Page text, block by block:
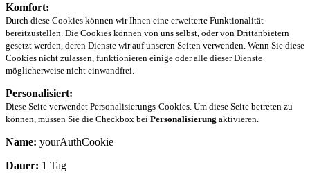
Komfort:
Durch diese Cookies können wir Ihnen eine erweiterte Funktionalität
bereitzustellen. Die Cookies können von uns selbst, oder von Drittanbietern
gesetzt werden, deren Dienste wir auf unseren Seiten verwenden. Wenn Sie diese
Cookies nicht zulassen, funktionieren einige oder alle dieser Dienste
möglicherweise nicht einwandfrei.
Personalisiert:
Diese Seite verwendet Personalisierungs-Cookies. Um diese Seite betreten zu
können, müssen Sie die Checkbox bei Personalisierung aktivieren.
Name: yourAuthCookie
Dauer: 1 Tag